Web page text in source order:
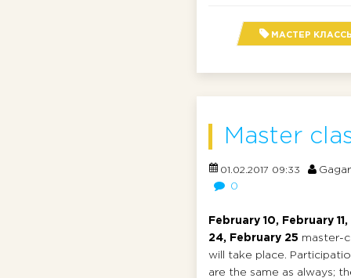
МАСТЕР
Master
01.02.2017 09:33
0
February 10, February
24, February 25 master-
will take place.
are the same as always;